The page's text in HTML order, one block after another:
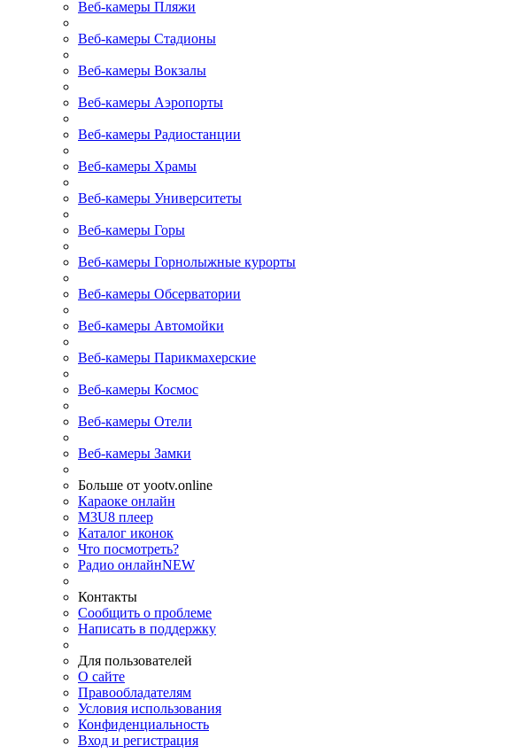
Веб-камеры Пляжи
Веб-камеры Стадионы
Веб-камеры Вокзалы
Веб-камеры Аэропорты
Веб-камеры Радиостанции
Веб-камеры Храмы
Веб-камеры Университеты
Веб-камеры Горы
Веб-камеры Горнолыжные курорты
Веб-камеры Обсерватории
Веб-камеры Автомойки
Веб-камеры Парикмахерские
Веб-камеры Космос
Веб-камеры Отели
Веб-камеры Замки
Больше от yootv.online
Караоке онлайн
M3U8 плеер
Каталог иконок
Что посмотреть?
Радио онлайнNEW
Контакты
Сообщить о проблеме
Написать в поддержку
Для пользователей
О сайте
Правообладателям
Условия использования
Конфиденциальность
Вход и регистрация